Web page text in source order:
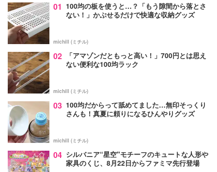
01 100均の板を使うと…？「もう隙間から落とさ
ない！」かぶせるだけで快適な収納グッズ
michill (ミチル)
02
「アマゾンだともっと高い！」700円とは思え
ない便利な100均ラック
michill (ミチル)
03 100均だからって舐めてました…無印そっくり
さんも！真夏に頼りになるひんやりグッズ
michill (ミチル)
04 シルバニア“星空"モチーフのキュートな人形や
家具のくじ、8月22日からファミマ先行登場